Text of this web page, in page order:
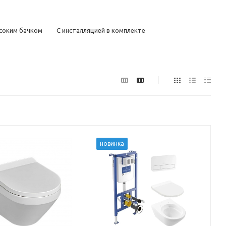
бачком С инсталляцией в комплекте
Электронные
и антивсплеском Ретро с высоким бачком
новинка